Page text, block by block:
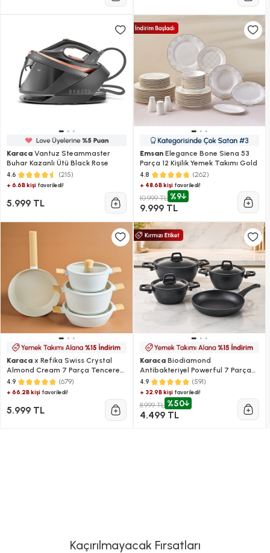
Karaca Vantuz Steammaster
Buhar Kazanlı Ütü Black Rose
4.6 (215)
+ 6.6B kişi favoriledi!
5.999 TL
EmsanElegance Bone Siena 53
Parça 12 Kişilik Yemek Takımı Gold
4.8 (262)
+ 48.6B kişifavoriledi!
10.999 TL %9
9.999 TL
Karaca x Refika Swiss Crystal
Almond Cream 7 Parça Tencere
ve Tava Seti
4.9 (679)
+ 66.2B kişi favoriledi!
5.999 TL
KaracaBiodiamond
Antibakteriyel Powerful 7 Parça
Tencere ve Tava Seti
4.9 (591)
+ 32.9B kişifavoriledi!
8.999 TL %50
4.499 TL
Kaçırılmayacak Fırsatları